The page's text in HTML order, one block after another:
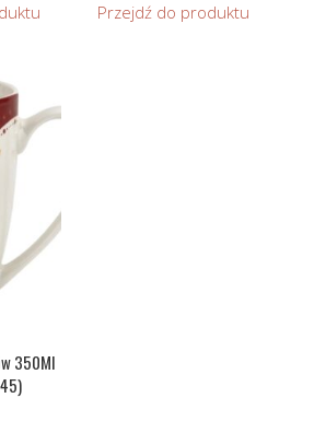
Przejdź do produktu
350Ml